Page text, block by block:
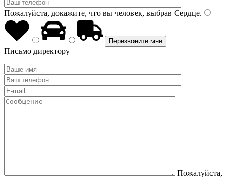
Пожалуйста, докажите, что вы человек, выбрав Сердце.
Письмо директору
Пожалуйста,